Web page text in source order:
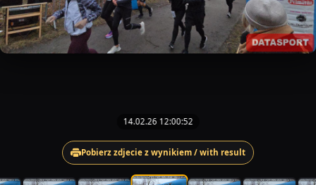
14.02.26 12:00:52
Pobierz zdjecie z wynikiem / with result